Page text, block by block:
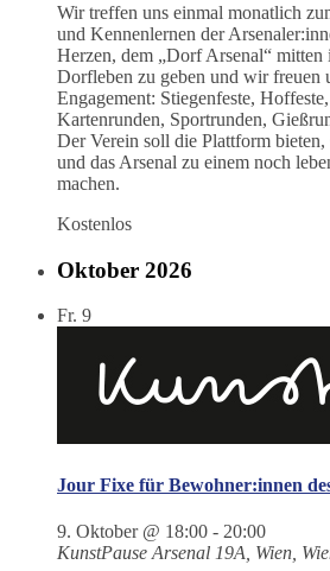
Wir treffen uns einmal monatlich
und Kennenlernen der
Herzen, dem „Dorf Arsenal“ mitten
Dorfleben zu geben und wir freuen
Engagement: Stiegenfeste,
Kartenrunden, Sportrunden,
Der Verein soll die Plattform
und das Arsenal zu einem noch
machen.
Kostenlos
Oktober 2026
Fr. 9
Jour Fixe für Bewohner:innen
9. Oktober @ 18:00 - 20:00
KunstPause Arsenal 19A, Wien,